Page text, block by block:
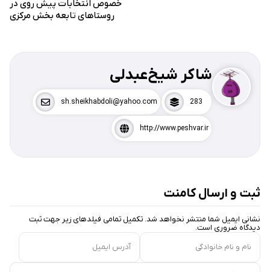
خصوص انتخابات پیش روی در
روستاهای تابعه بخش مرکزی
شاکر شیخ‌عبدلی
283
sh.sheikhabdoli@yahoo.com
http://www.peshvar.ir
ثبت و ارسال کامنت
نشانی ایمیل شما منتشر نخواهد شد. تکمیل تمامی فیلد‌های زیر جهت ثبت
دیدگاه ضروری است.
نام و نام خانوادگی
آدرس ایمیل